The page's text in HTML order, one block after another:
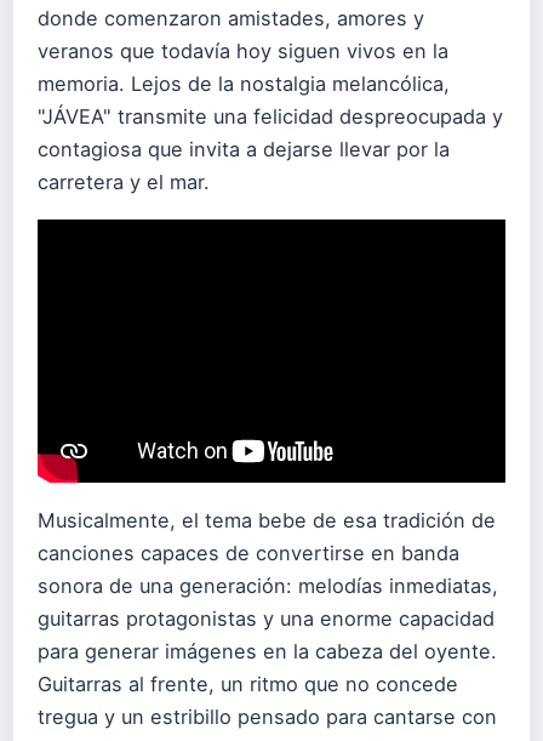
donde comenzaron amistades, amores y
veranos que todavía hoy siguen vivos en la
memoria. Lejos de la nostalgia melancólica,
"JÁVEA" transmite una felicidad despreocupada y
contagiosa que invita a dejarse llevar por la
carretera y el mar.
Musicalmente, el tema bebe de esa tradición de
canciones capaces de convertirse en banda
sonora de una generación: melodías inmediatas,
guitarras protagonistas y una enorme capacidad
para generar imágenes en la cabeza del oyente.
Guitarras al frente, un ritmo que no concede
tregua y un estribillo pensado para cantarse con